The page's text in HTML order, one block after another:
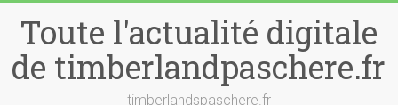
contentToute l'actualité digitale
de timberlandpaschere.fr
timberlandspaschere.fr